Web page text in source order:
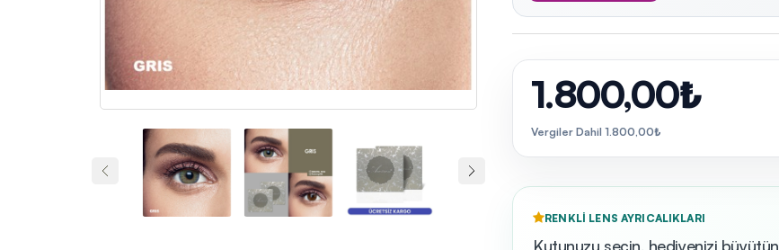
1.800,00₺
Vergiler Dahil 1.800,00₺
RENKLI LENS AYRICALIKLARI
Kutunuzu seçin, hediyenizi büyütün